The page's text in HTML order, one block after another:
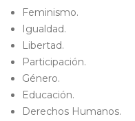
Feminismo.
Igualdad.
Libertad.
Participación.
Género.
Educación.
Derechos Humanos.